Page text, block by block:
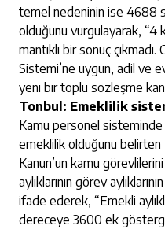
temel nedeninin ise 4688
olduğunu vurgulayarak, “4
mantıklı bir sonuç
Sistemi’ne uygun, adil ve
yeni bir toplu sözleşme
Tonbul: Emeklilik
Kamu personel sisteminde
emeklilik olduğunu belirten
Kanun’un kamu
aylıklarının görev
ifade ederek, “Emekli
dereceye 3600 ek